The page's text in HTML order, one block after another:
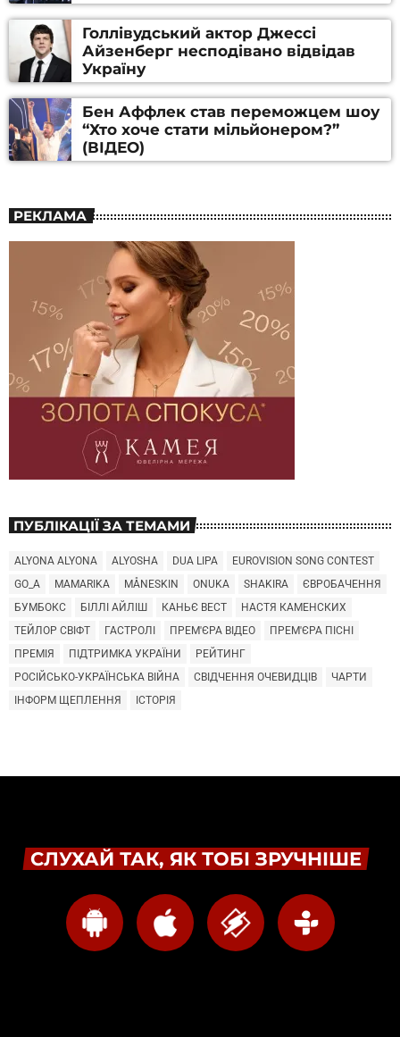
Голлівудський актор Джессі
Айзенберг несподівано відвідав
Україну
Бен Аффлек став переможцем шоу
“Хто хоче стати мільйонером?”
(ВІДЕО)
РЕКЛАМА
ПУБЛІКАЦІЇ ЗА ТЕМАМИ
ALYONA ALYONA ALYOSHA DUA LIPA
EUROVISION SONG CONTEST
GO_A
MAMARIKA MÅNESKIN ONUKA SHAKIRA
ЄВРОБАЧЕННЯ
БУМБОКС
БІЛЛІ АЙЛІШ КАНЬЄ ВЕСТ
НАСТЯ КАМЕНСКИХ
ТЕЙЛОР СВІФТ
ГАСТРОЛІ ПРЕМ'ЄРА ВІДЕО
ПРЕМ'ЄРА ПІСНІ
ПРЕМІЯ
ПІДТРИМКА УКРАЇНИ
РЕЙТИНГ
РОСІЙСЬКО-УКРАЇНСЬКА ВІЙНА
СВІДЧЕННЯ ОЧЕВИДЦІВ
ЧАРТИ
ІНФОРМ ЩЕПЛЕННЯ
ІСТОРІЯ
СЛУХАЙ ТАК, ЯК ТОБІ ЗРУЧНІШЕ